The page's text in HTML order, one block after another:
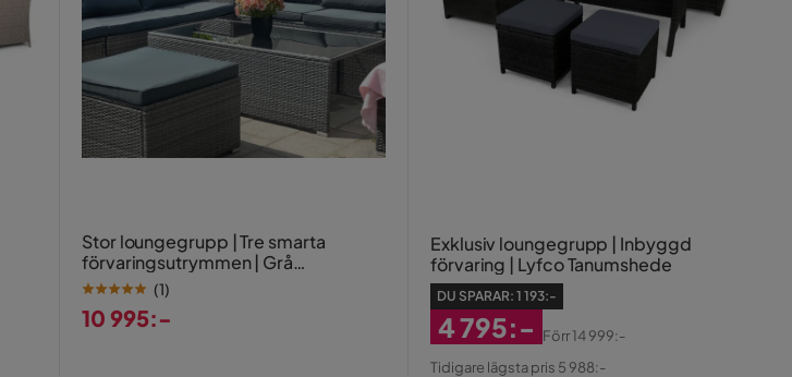
Stor loungegrupp | Tre smarta
förvaringsutrymmen | Grå
konstrotting
(1)
10 995:-
Exklusiv loungegrupp | Inbyggd
förvaring | Lyfco Tanumshede
DU SPARAR: 1 193:-
Rabatterat
4 795:-
Original
Förr14 999:-
Tidigare lägsta pris 5 988:-